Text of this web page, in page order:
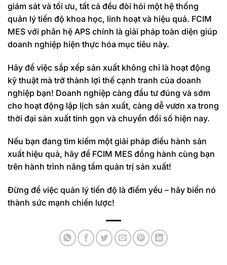
giám sát và tối ưu, tất cả đều đòi hỏi một hệ thống
quản lý tiến độ khoa học, linh hoạt và hiệu quả. FCIM
MES với phân hệ APS chính là giải pháp toàn diện giúp
doanh nghiệp hiện thực hóa mục tiêu này.
Hãy để việc sắp xếp sản xuất không chỉ là hoạt động
kỹ thuật mà trở thành lợi thế cạnh tranh của doanh
nghiệp bạn! Doanh nghiệp càng đầu tư đúng và sớm
cho hoạt động lập lịch sản xuất, càng dễ vươn xa trong
thời đại sản xuất tinh gọn và chuyển đổi số hiện nay.
Nếu bạn đang tìm kiếm một giải pháp điều hành sản
xuất hiệu quả, hãy để FCIM MES đồng hành cùng bạn
trên hành trình nâng tầm quản trị sản xuất!
Đừng để việc quản lý tiến độ là điểm yếu – hãy biến nó
thành sức mạnh chiến lược!